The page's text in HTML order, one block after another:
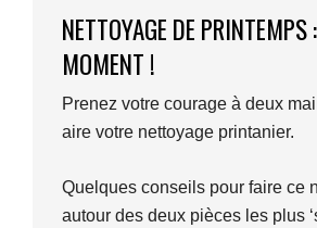
NETTOYAGE DE PRINTEMPS
MOMENT !
Prenez votre courage à deux
aire votre nettoyage printanier.
Quelques conseils pour faire ce
autour des deux pièces les plus